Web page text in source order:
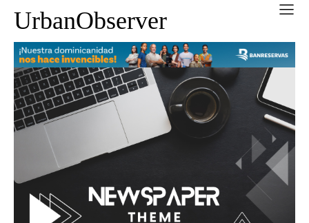
UrbanObserver